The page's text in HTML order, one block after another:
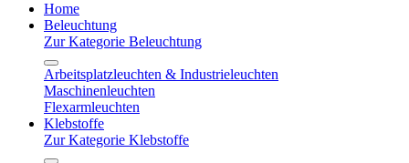
Home
Beleuchtung
Zur Kategorie Beleuchtung
Arbeitsplatzleuchten & Industrieleuchten
Maschinenleuchten
Flexarmleuchten
Klebstoffe
Zur Kategorie Klebstoffe